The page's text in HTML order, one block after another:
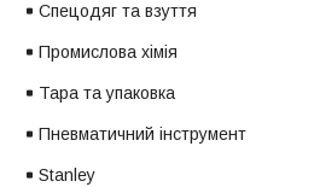
Спецодяг та взуття
Промислова хімія
Тара та упаковка
Пневматичний інструмент
Stanley